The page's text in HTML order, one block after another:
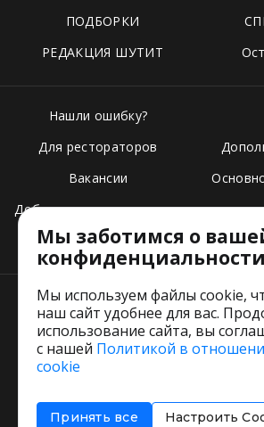
ПОДБОРКИ
РЕДАКЦИЯ ШУТИТ
Нашли ошибку?
Для рестораторов
Вакансии
Добавить свое заведение
Тарифы
Пользовательское
Соглашение об
Мы заботимся о
конфиденциальности
Мы используем файлы cookie,
наш сайт удобнее для вас.
использование сайта, вы
с нашей Политикой в
cookie
Принять все Настроить